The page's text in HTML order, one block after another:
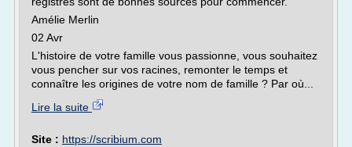
Amélie Merlin
02 Avr
L'histoire de votre famille vous passionne, vous souhaitez
vous pencher sur vos racines, remonter le temps et
connaître les origines de votre nom de famille ? Par où...
Lire la suite
Site : https://scribium.com